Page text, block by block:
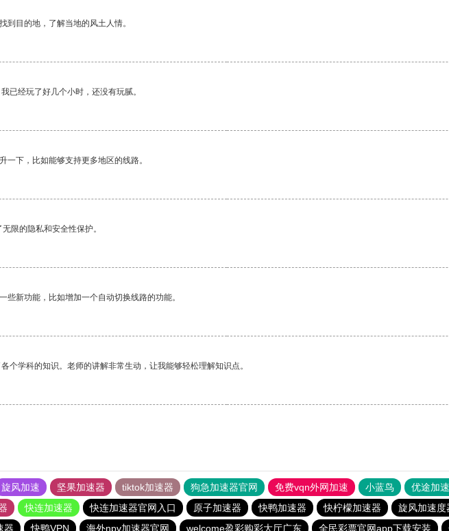
到目的地，了解当地的风土人情。
已经玩了好几个小时，还没有玩腻。
下，比如能够支持更多地区的线路。
限的隐私和安全性保护。
新功能，比如增加一个自动切换线路的功能。
个学科的知识。老师的讲解非常生动，让我能够轻松理解知识点。
旋风加速 坚果加速器 tiktok加速器 狗急加速器官网 免费vqn外网加速 小蓝鸟 优途加
快连加速器 快连加速器官网入口 原子加速器 快鸭加速器 快柠檬加速器 旋风加速度
器 快鸭VPN 海外npv加速器官网 welcome盈彩购彩大厅广东 全民彩票官网app下载安装